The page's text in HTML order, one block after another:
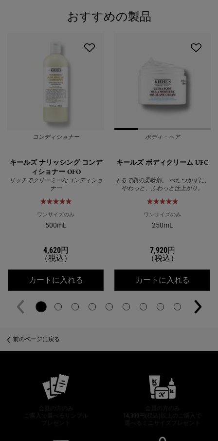
おすすめの製品
コンディショナー
キールズ ナリッシング コンデ
ィショナー OFO
リッチでクリーミーなコンディショ
ナー
ワンサイズのみ
500mL
4,620円
（税込）
カートに入れる キールズ ナリッシング コンディショ
ボディ・ヘア
キールズ ボディクリーム UFC
まるで肌の柔軟剤。 べたつかずに、
やわっと、ふわっと仕上がり。
ワンサイズのみ
250mL
7,920円
（税込）
カートに入れる
前のページに戻る
会員の方のみ
ご購入で選べるサンプル
会員の方のみ
14,300円(税込)以上のご購入で
選べるミニサイズプレゼント